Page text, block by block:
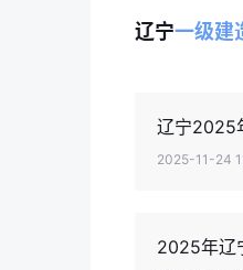
辽宁一级建
辽宁2025
2025-11-24
2025年辽